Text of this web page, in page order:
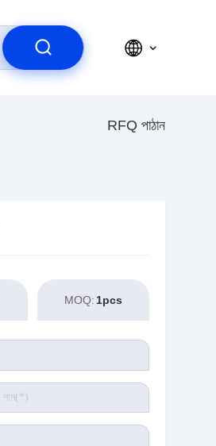
RFQ পাঠান
MOQ: 1pcs